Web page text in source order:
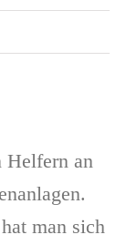
Helfern an
man sich